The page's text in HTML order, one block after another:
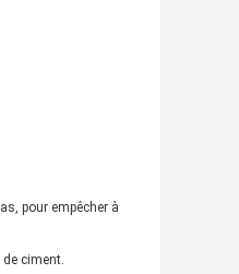
pour empêcher à
ciment.